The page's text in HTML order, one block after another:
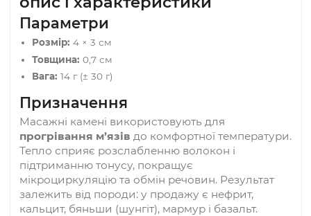
Опис Параметри
Камінь для стоун-терапії —
опис і характеристики
Параметри
Розмір:4 × 3 см
Товщина:0,7 см
Вага:
14 г (± 30 г)
Призначення